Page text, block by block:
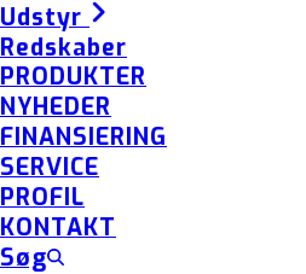
Udstyr
Redskaber
PRODUKTER
NYHEDER
FINANSIERING
SERVICE
PROFIL
KONTAKT
Søg